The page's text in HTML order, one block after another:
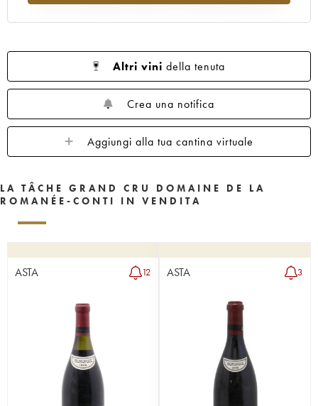
1957
1956 1955 1953
1952
1951
1950 1949 1948
1947
1945 1943 1942
1937
Altri vini della tenuta
Crea una notifica
Aggiungi alla tua cantina virtuale
LA TÂCHE GRAND CRU DOMAINE DE LA
ROMANÉE-CONTI IN VENDITA
ASTA 12 ASTA 3